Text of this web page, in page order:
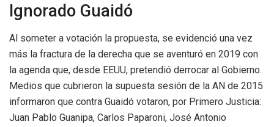
Ignorado Guaidó
Al someter a votación la propuesta, se evidenció una vez
más la fractura de la derecha que se aventuró en 2019 con
la agenda que, desde EEUU, pretendió derrocar al Gobierno.
Medios que cubrieron la supuesta sesión de la AN de 2015
informaron que contra Guaidó votaron, por Primero Justicia:
Juan Pablo Guanipa, Carlos Paparoni, José Antonio